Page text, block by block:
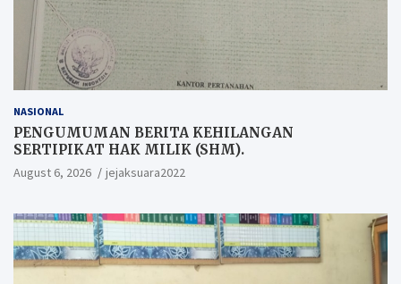
NASIONAL
PENGUMUMAN BERITA KEHILANGAN
SERTIPIKAT HAK MILIK (SHM).
August 6, 2026 jejaksuara2022